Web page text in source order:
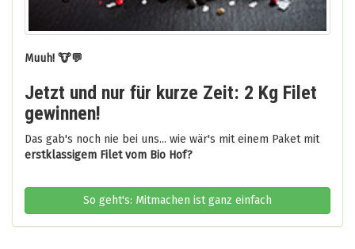
Muuh! 🐮💬
Jetzt und nur für kurze Zeit: 2 Kg Filet
gewinnen!
Das gab's noch nie bei uns... wie wär's mit einem Paket mit
erstklassigem Filet vom Bio Hof?
So geht's: Mitmachen ist ganz einfach